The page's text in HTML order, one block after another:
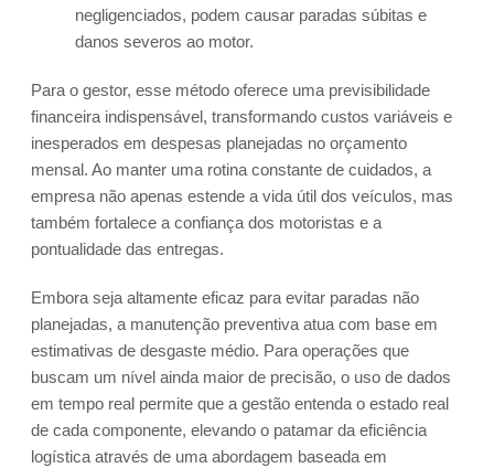
negligenciados, podem causar paradas súbitas e
danos severos ao motor.
Para o gestor, esse método oferece uma previsibilidade
financeira indispensável, transformando custos variáveis e
inesperados em despesas planejadas no orçamento
mensal. Ao manter uma rotina constante de cuidados, a
empresa não apenas estende a vida útil dos veículos, mas
também fortalece a confiança dos motoristas e a
pontualidade das entregas.
Embora seja altamente eficaz para evitar paradas não
planejadas, a manutenção preventiva atua com base em
estimativas de desgaste médio. Para operações que
buscam um nível ainda maior de precisão, o uso de dados
em tempo real permite que a gestão entenda o estado real
de cada componente, elevando o patamar da eficiência
logística através de uma abordagem baseada em